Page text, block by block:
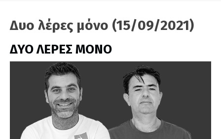
Δυο λέρες μόνο (15/09/2021)
ΔΥΟ ΛΕΡΕΣ ΜΟΝΟ